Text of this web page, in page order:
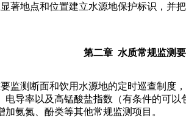
著地点和位置建立水源地保护标识，并
第二章 水质常规监测
监测断面和饮用水源地的定时巡查制度
电导率以及高锰酸盐指数（有条件的可
加氨氮、酚类等其他常规监测项目。